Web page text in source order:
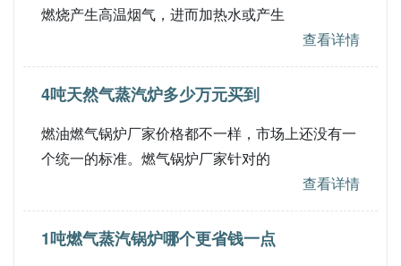
燃烧产生高温烟气，进而加热水或产生
查看详情
4吨天然气蒸汽炉多少万元买到
燃油燃气锅炉厂家价格都不一样，市场上还没有一
个统一的标准。燃气锅炉厂家针对的
查看详情
1吨燃气蒸汽锅炉哪个更省钱一点